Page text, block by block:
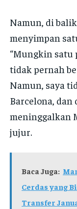
Namun, di
menyimpan
“Mungkin satu
tidak pernah
Namun, saya
Barcelona,
meninggalkan
jujur.
Baca Juga:
Cerdas yang
Transfer